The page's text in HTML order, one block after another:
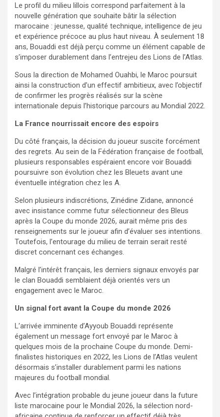
Le profil du milieu lillois correspond parfaitement à la
nouvelle génération que souhaite bâtir la sélection
marocaine : jeunesse, qualité technique, intelligence de jeu
et expérience précoce au plus haut niveau. À seulement 18
ans, Bouaddi est déjà perçu comme un élément capable de
s’imposer durablement dans l’entrejeu des Lions de l’Atlas.
Sous la direction de Mohamed Ouahbi, le Maroc poursuit
ainsi la construction d’un effectif ambitieux, avec l’objectif
de confirmer les progrès réalisés sur la scène
internationale depuis l’historique parcours au Mondial 2022.
La France nourrissait encore des espoirs
Du côté français, la décision du joueur suscite forcément
des regrets. Au sein de la Fédération française de football,
plusieurs responsables espéraient encore voir Bouaddi
poursuivre son évolution chez les Bleuets avant une
éventuelle intégration chez les A.
Selon plusieurs indiscrétions, Zinédine Zidane, annoncé
avec insistance comme futur sélectionneur des Bleus
après la Coupe du monde 2026, aurait même pris des
renseignements sur le joueur afin d’évaluer ses intentions.
Toutefois, l’entourage du milieu de terrain serait resté
discret concernant ces échanges.
Malgré l’intérêt français, les derniers signaux envoyés par
le clan Bouaddi semblaient déjà orientés vers un
engagement avec le Maroc.
Un signal fort avant la Coupe du monde 2026
L’arrivée imminente d’Ayyoub Bouaddi représente
également un message fort envoyé par le Maroc à
quelques mois de la prochaine Coupe du monde. Demi-
finalistes historiques en 2022, les Lions de l’Atlas veulent
désormais s’installer durablement parmi les nations
majeures du football mondial.
Avec l’intégration probable du jeune joueur dans la future
liste marocaine pour le Mondial 2026, la sélection nord-